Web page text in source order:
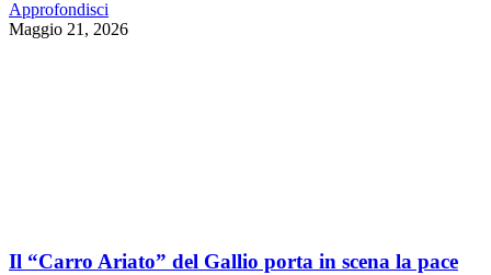
Approfondisci
Maggio 21, 2026
Il “Carro Ariato” del Gallio porta in scena la pace